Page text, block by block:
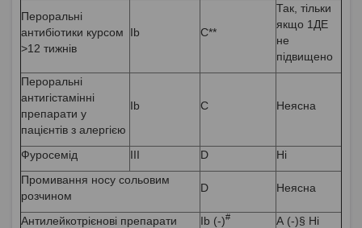
Пероральні
антибіотики курсом
>12 тижнів
Ib С**
Так, тільки
якщо 1ДЕ
не
підвищено
Пероральні
антигістамінні
препарати у
пацієнтів з алергією
Ib C Неясна
Фуросемід III D
Ні
Промивання носу сольовим
розчином
D Неясна
Антилейкотрієнові препарати Ib (-)#
А (-)§ Ні